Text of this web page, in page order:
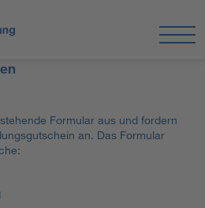
Formular aus und fordern
an. Das Formular